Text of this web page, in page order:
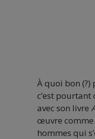
À quoi bon
c’est pourtant
avec son livre
œuvre comme
hommes qui